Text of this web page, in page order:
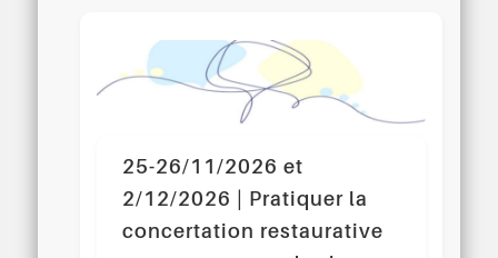
25-26/11/2026 et
2/12/2026 | Pratiquer la
concertation restaurative